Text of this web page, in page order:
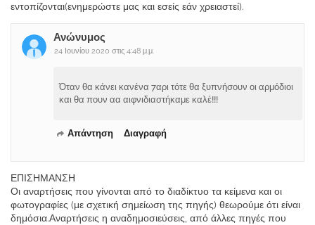
εντοπίζονται(ενημερώστε μας και εσείς εάν χρειαστεί).
Ανώνυμος
24 Ιουνίου 2020 στις 4:48 μ.μ.
Όταν θα κάνει κανένα 7αρι τότε θα ξυπνήσουν οι αρμόδιοι
και θα πουν αα αιφνιδιαστήκαμε καλέ!!!
Απάντηση Διαγραφή
ΕΠΙΣΗΜΑΝΣΗ
Οι αναρτήσεις που γίνονται από το διαδίκτυο τα κείμενα και οι
φωτογραφίες (με σχετική σημείωση της πηγής) θεωρούμε ότι είναι
δημόσια.Αναρτήσεις η αναδημοσιεύσεις, από άλλες πηγές που